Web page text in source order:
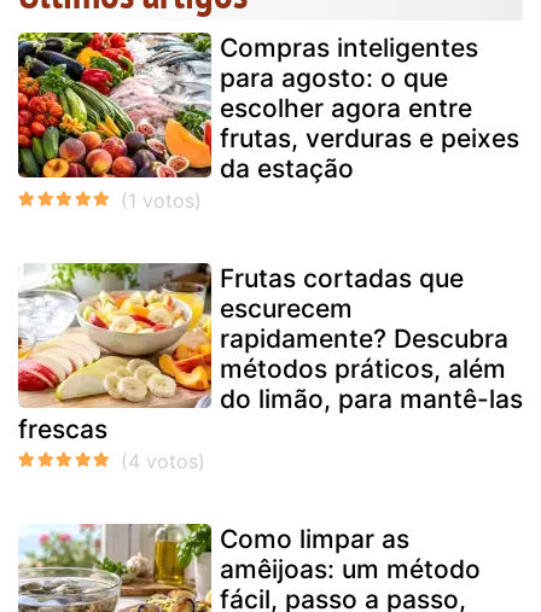
Compras inteligentes
para agosto: o que
escolher agora entre
frutas, verduras e peixes
da estação
Frutas cortadas que
escurecem
rapidamente? Descubra
métodos práticos, além
do limão, para mantê-las
frescas
Como limpar as
amêijoas: um método
fácil, passo a passo,